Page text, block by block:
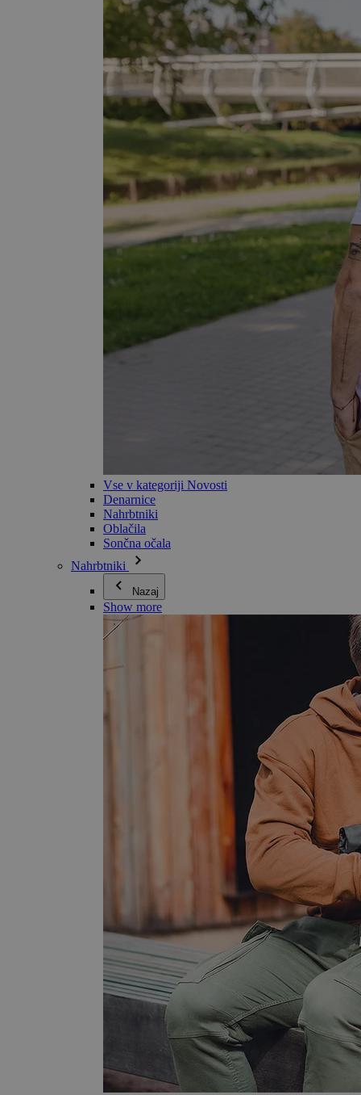
Vse v kategoriji Novosti
Denarnice
Nahrbtniki
Oblačila
Sončna očala
Nahrbtniki
Nazaj
Show more